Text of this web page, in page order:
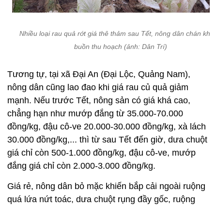
Nhiều loại rau quả rớt giá thê thảm sau Tết, nông dân chán
buồn thu hoạch (ảnh: Dân Trí)
Tương tự, tại xã Đại An (Đại Lộc, Quảng Nam),
nông dân cũng lao đao khi giá rau củ quả giảm
mạnh. Nếu trước Tết, nông sản có giá khá cao,
chẳng hạn như mướp đắng từ 35.000-70.000
đồng/kg, đậu cô-ve 20.000-30.000 đồng/kg, xà lách
30.000 đồng/kg,... thì từ sau Tết đến giờ, dưa chuột
giá chỉ còn 500-1.000 đồng/kg, đậu cô-ve, mướp
đắng giá chỉ còn 2.000-3.000 đồng/kg.
Giá rẻ, nông dân bỏ mặc khiến bắp cải ngoài ruộng
quá lứa nứt toác, dưa chuột rụng đầy gốc, ruộng